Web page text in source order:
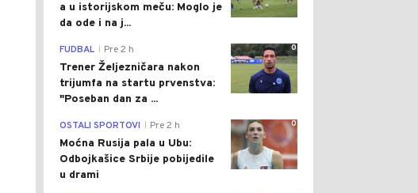
a u istorijskom meču: Moglo je
da ode i na j...
0
FUDBAL Pre 2 h
Trener Željezničara nakon
trijumfa na startu prvenstva:
"Poseban dan za ...
0
OSTALI SPORTOVI Pre 2 h
Moćna Rusija pala u Ubu:
Odbojkašice Srbije pobijedile
u drami